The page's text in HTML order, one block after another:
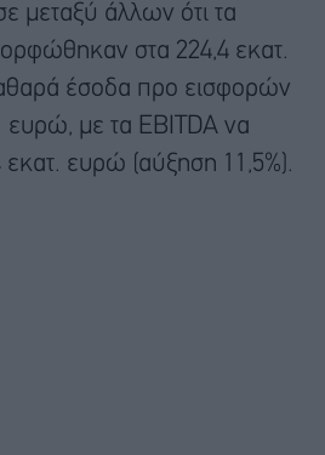
μεταξύ άλλων ότι τα
στα 224,4 εκατ.
έσοδα προ εισφορών
ευρώ, με τα EBITDA να
εκατ. ευρώ (αύξηση 11,5%).